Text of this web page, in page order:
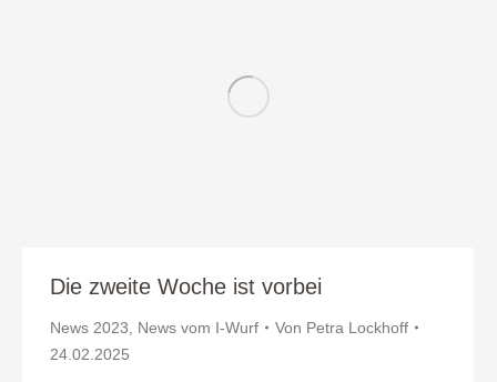
Die zweite Woche ist vorbei
News 2023 News vom I-Wurf Von Petra Lockhoff
24.02.2025